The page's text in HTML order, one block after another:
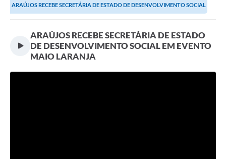
Prefeitura
Secretarias
ARAÚJOS RECEBE SECRETÁRIA DE ESTADO DE DESENVOLVIMENTO SOCIAL
ARAÚJOS RECEBE SECRETÁRIA DE ESTADO
DE DESENVOLVIMENTO SOCIAL EM EVENTO
MAIO LARANJA